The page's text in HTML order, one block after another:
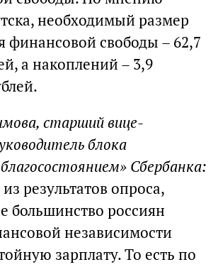
необходимый размер
финансовой свободы – 62,7
а накоплений – 3,9
старший вице-
блока
Сбербанка:
результатов опроса,
большинство россиян
независимости
зарплату. То есть по